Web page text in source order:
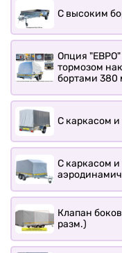
С высоким
Опция "ЕВРО"
тормозом
бортами 380
С каркасом и
С каркасом и
Клапан
разм.)